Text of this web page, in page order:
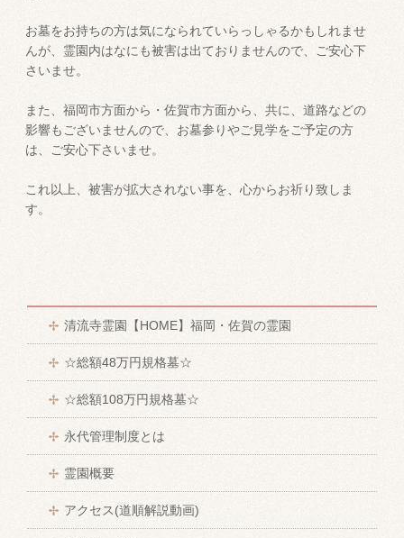
お墓をお持ちの方は気になられていらっしゃるかもしれませ
んが、霊園内はなにも被害は出ておりませんので、ご安心下
さいませ。
また、福岡市方面から・佐賀市方面から、共に、道路などの
影響もございませんので、お墓参りやご見学をご予定の方
は、ご安心下さいませ。
これ以上、被害が拡大されない事を、心からお祈り致しま
す。
清流寺霊園【HOME】福岡・佐賀の霊園
☆総額48万円規格墓☆
☆総額108万円規格墓☆
永代管理制度とは
霊園概要
アクセス(道順解説動画)